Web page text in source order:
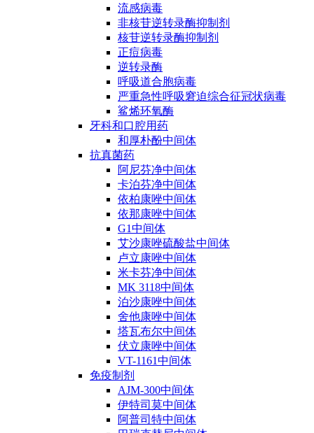
流感病毒
非核苷逆转录酶抑制剂
核苷逆转录酶抑制剂
正痘病毒
逆转录酶
呼吸道合胞病毒
严重急性呼吸窘迫综合征冠状病毒
鲨烯环氧酶
牙科和口腔用药
和厚朴酚中间体
抗真菌药
阿尼芬净中间体
卡泊芬净中间体
依柏康唑中间体
依那康唑中间体
G1中间体
艾沙康唑硫酸盐中间体
卢立康唑中间体
米卡芬净中间体
MK 3118中间体
泊沙康唑中间体
舍他康唑中间体
塔瓦布尔中间体
伏立康唑中间体
VT-1161中间体
免疫制剂
AJM-300中间体
伊特司莫中间体
阿普司特中间体